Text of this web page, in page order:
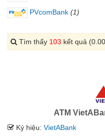
PVcomBank (1)
Tìm thấy 103 kết quả
ATM
Ký hiệu: VietABank